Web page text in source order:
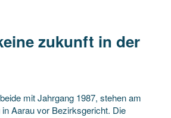
zukunft in der
mit Jahrgang 1987, stehen am
Aarau vor Bezirksgericht. Die